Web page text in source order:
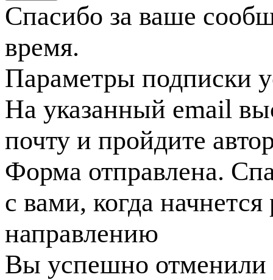
Спасибо за ваше
время.
Параметры подписки
На указанный email
почту и пройдите
Форма отправлена.
с вами, когда
направлению
Вы успешно отменили